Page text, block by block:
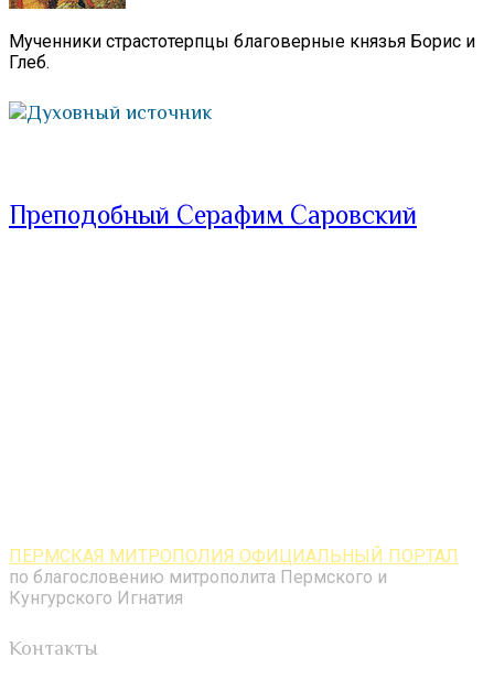
Мученники страстотерпцы благоверные князья Борис и
Глеб.
Духовный источник
Преподобный Серафим Саровский
ПЕРМСКАЯ МИТРОПОЛИЯ ОФИЦИАЛЬНЫЙ ПОРТАЛ
по благословению митрополита Пермского и
Кунгурского Игнатия
Контакты